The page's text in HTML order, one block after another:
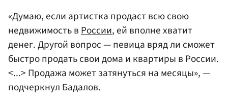
«Думаю, если артистка продаст всю свою
недвижимость вРоссии, ей вполне хватит
денег. Другой вопрос — певица вряд ли сможет
быстро продать свои дома и квартиры в России.
<...> Продажа может затянуться на месяцы», —
подчеркнул Бадалов.